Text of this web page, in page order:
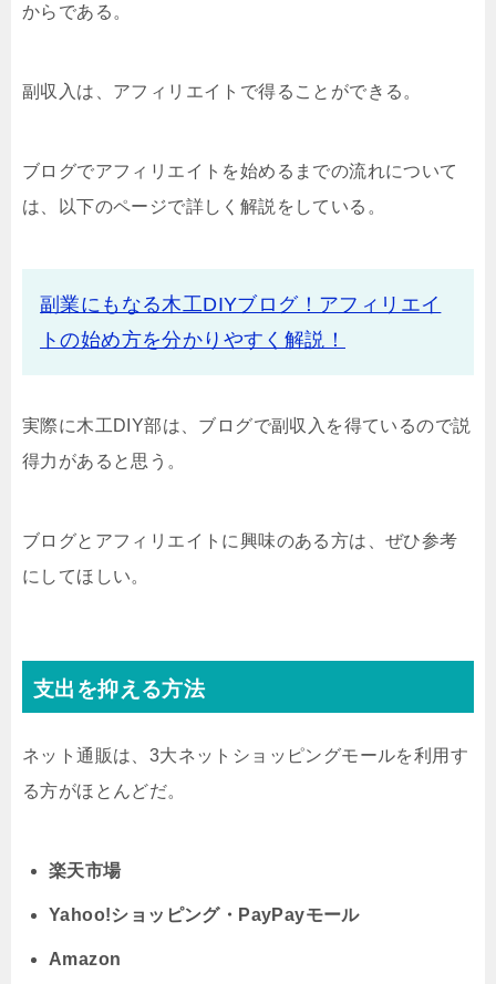
からである。
副収入は、アフィリエイトで得ることができる。
ブログでアフィリエイトを始めるまでの流れについて
は、以下のページで詳しく解説をしている。
副業にもなる木工DIYブログ！アフィリエイ
トの始め方を分かりやすく解説！
実際に木工DIY部は、ブログで副収入を得ているので説
得力があると思う。
ブログとアフィリエイトに興味のある方は、ぜひ参考
にしてほしい。
支出を抑える方法
ネット通販は、3大ネットショッピングモールを利用す
る方がほとんどだ。
楽天市場
Yahoo!ショッピング・PayPayモール
Amazon